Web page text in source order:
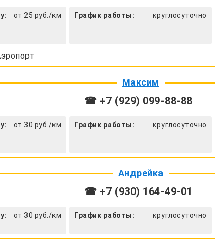
от 25 руб./км График работы: круглосуточно
Максим
☎ +7 (929) 099-88-88
от 30 руб./км График работы: круглосуточно
Андрейка
☎ +7 (930) 164-49-01
от 30 руб./км График работы: круглосуточно